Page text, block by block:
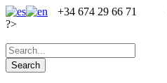
+34 674 29 66 71
?>